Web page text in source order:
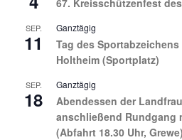
SEP.
11
Ganztägig
Tag des Sportabzeichens
Holtheim (Sportplatz)
SEP.
18
Ganztägig
Abendessen der
anschließend Rundgang
(Abfahrt 18.30 Uhr, Grewe)